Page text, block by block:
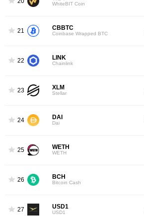
WhiteBIT Coin
21 CBBTC
Coinbase Wrapped BTC
22 LINK
Chainlink
23 XLM
Stellar
24 DAI
Dai
25 WETH
WETH
26 BCH
Bitcoin Cash
27 USD1
USD1